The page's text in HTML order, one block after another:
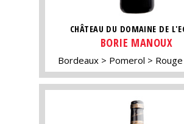
CHÂTEAU DU DOMAINE DE
BORIE MANOUX
Bordeaux Pomerol Rouge